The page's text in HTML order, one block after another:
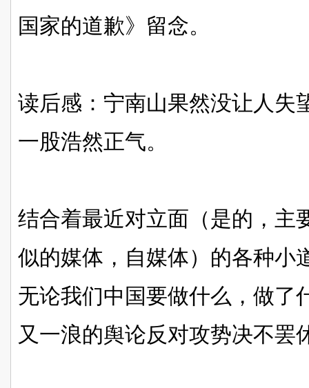
国家的道歉》留念。
读后感：宁南山果然没让人失
一股浩然正气。
结合着最近对立面（是的，主
似的媒体，自媒体）的各种小
无论我们中国要做什么，做了
又一浪的舆论反对攻势决不罢